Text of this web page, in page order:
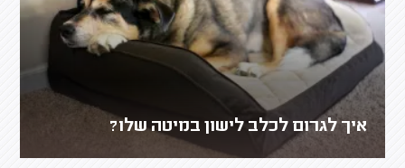
איך לגרום לכלב לישון במיטה שלו?